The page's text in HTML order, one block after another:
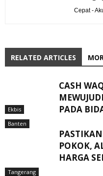
Cepat -
RELATED ARTICLES
Ekbis
CASH
PADA
Banten
POKOK,
HARGA
Tangerang